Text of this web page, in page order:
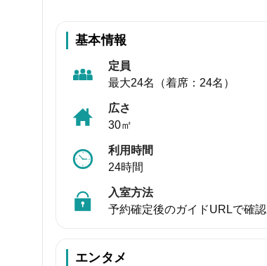
基本情報
定員
最大24名（着席：24名）
広さ
30㎡
利用時間
24時間
入室方法
予約確定後のガイドURLで確認
エンタメ